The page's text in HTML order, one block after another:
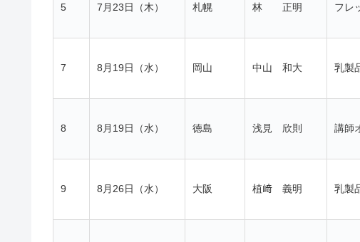
5 7月23日（木） 札幌 林 正明 フレ
7 8月19日（水） 岡山 中山 和大 乳製
8 8月19日（水） 徳島 浅見 欣則 講師
9 8月26日（水） 大阪 植﨑 義明 乳製